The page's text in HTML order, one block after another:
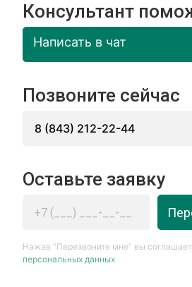
Консультант
Написать в чат
Позвоните сейчас
8 (843) 212-22-44
Оставьте заявку
Нажав “Перезвоните мне” вы
персональных данных